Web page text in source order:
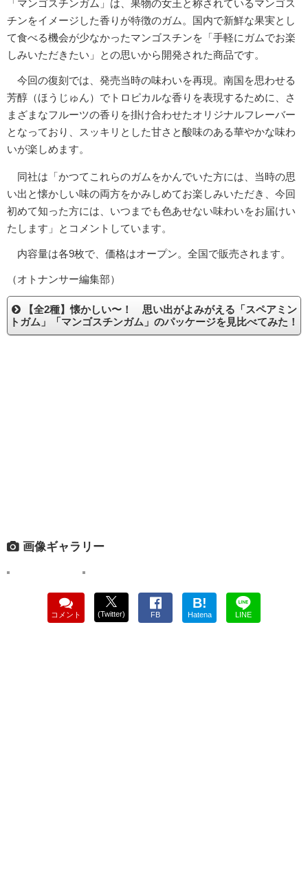
「マンゴスチンガム」は、果物の女王と称されているマンゴス
チンをイメージした香りが特徴のガム。国内で新鮮な果実とし
て食べる機会が少なかったマンゴスチンを「手軽にガムでお楽
しみいただきたい」との思いから開発された商品です。
今回の復刻では、発売当時の味わいを再現。南国を思わせる
芳醇（ほうじゅん）でトロピカルな香りを表現するために、さ
まざまなフルーツの香りを掛け合わせたオリジナルフレーバー
となっており、スッキリとした甘さと酸味のある華やかな味わ
いが楽しめます。
同社は「かつてこれらのガムをかんでいた方には、当時の思
い出と懐かしい味の両方をかみしめてお楽しみいただき、今回
初めて知った方には、いつまでも色あせない味わいをお届けい
たします」とコメントしています。
内容量は各9枚で、価格はオープン。全国で販売されます。
（オトナンサー編集部）
【全2種】懐かしい〜！ 思い出がよみがえる「スペアミン
トガム」「マンゴスチンガム」のパッケージを見比べてみた！
画像ギャラリー
コメント (Twitter) FB
B!
Hatena LINE